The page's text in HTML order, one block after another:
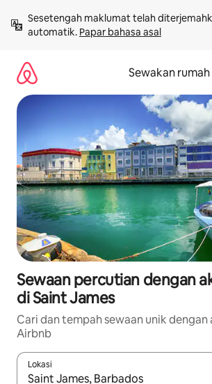
kandungan
Sesetengah maklumat telah
automatik. Papar bahasa asal
Sewakan
Sewaan percutian dengan
di Saint James
Cari dan tempah sewaan unik dengan
Airbnb
Lokasi
Apabila hasil tersedia, navigasi dengan